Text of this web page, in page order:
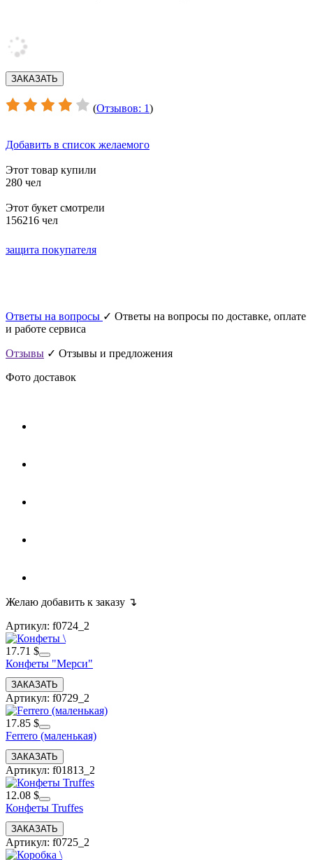
(Отзывов: 1)
Добавить в список желаемого
Этот товар купили
280 чел
Этот букет смотрели
156216 чел
защита покупателя
Ответы на вопросы ✓ Ответы на вопросы по доставке, оплате
и работе сервиса
Отзывы ✓ Отзывы и предложения
Фото доставок
Желаю добавить к заказу ↴
Артикул: f0724_2
17.71 $
Конфеты "Мерси"
Артикул: f0729_2
17.85 $
Ferrero (маленькая)
Артикул: f01813_2
12.08 $
Конфеты Truffes
Артикул: f0725_2